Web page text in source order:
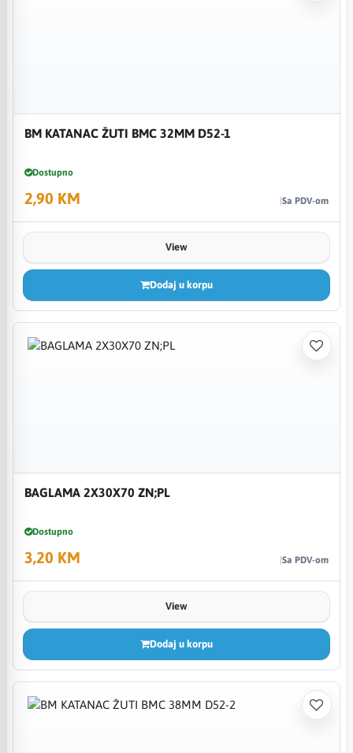
BM KATANAC ŽUTI BMC 32MM D52-1
Dostupno
2,90 KM Sa PDV-om
View
Dodaj u korpu
BAGLAMA 2X30X70 ZN;PL
Dostupno
3,20 KM Sa PDV-om
View
Dodaj u korpu